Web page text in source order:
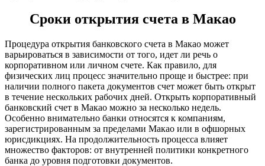
Сроки открытия счета в Макао
Процедура открытия банковского счета в Макао может
варьироваться в зависимости от того, идет ли речь о
корпоративном или личном счете. Как правило, для
физических лиц процесс значительно проще и быстрее: при
наличии полного пакета документов счет может быть открыт
в течение нескольких рабочих дней. Открыть корпоративный
банковский счет в Макао можно за несколько недель.
Особенно внимательно банки относятся к компаниям,
зарегистрированным за пределами Макао или в офшорных
юрисдикциях. На продолжительность процесса влияет
множество факторов: от внутренней политики конкретного
банка до уровня подготовки документов.